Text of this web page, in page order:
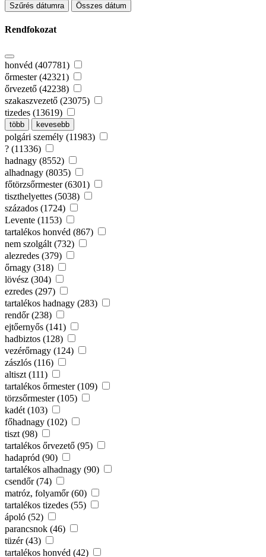
Szűrés dátumra Összes dátum
Rendfokozat
honvéd (407781)
őrmester (42321)
őrvezető (42238)
szakaszvezető (23075)
tizedes (13619)
több kevesebb
polgári személy (11983)
? (11336)
hadnagy (8552)
alhadnagy (8035)
főtörzsőrmester (6301)
tiszthelyettes (5038)
százados (1724)
Levente (1153)
tartalékos honvéd (867)
nem szolgált (732)
alezredes (379)
őrnagy (318)
lövész (304)
ezredes (297)
tartalékos hadnagy (283)
rendőr (238)
ejtőernyős (141)
hadbiztos (128)
vezérőrnagy (124)
zászlós (116)
altiszt (111)
tartalékos őrmester (109)
törzsőrmester (105)
kadét (103)
főhadnagy (102)
tiszt (98)
tartalékos őrvezető (95)
hadapród (90)
tartalékos alhadnagy (90)
csendőr (74)
matróz, folyamőr (60)
tartalékos tizedes (55)
ápoló (52)
parancsnok (46)
tüzér (43)
tartalékos honvéd (42)